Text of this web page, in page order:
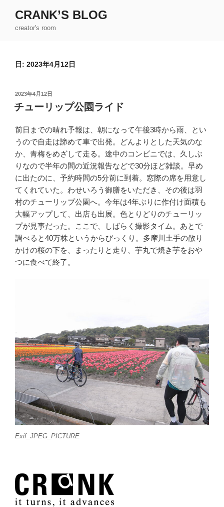
CRANK’S BLOG
creator's room
日: 2023年4月12日
投
稿
日:
2023年4月12日
チューリップ公園ライド
前日までの晴れ予報は、朝になって午後3時から雨、とい
うので自走は諦めて車で出発。どんよりとした天気のな
か、青梅をめざして走る。途中のコンビニでは、久しぶ
りなので半年の間の近況報告などで30分ほど雑談。早め
に出たのに、予約時間の5分前に到着。窓際の席を用意し
てくれていた。わせいろう御膳をいただき、その後は羽
村のチューリップ公園へ。今年は4年ぶりに作付け面積も
大幅アップして、出店も出展。色とりどりのチューリッ
プが見事だった。ここで、しばらく撮影タイム。あとで
調べると40万株というからびっくり。多摩川土手の散り
かけの桜の下を、まったりと走り、芋丸で焼き芋をおや
つに食べて終了。
Exif_JPEG_PICTURE